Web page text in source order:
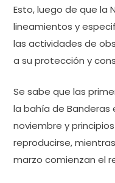
Esto, luego de que la
lineamientos y
las actividades de
a su protección y
Se sabe que las
la bahía de Banderas
noviembre y
reproducirse,
marzo comienzan el